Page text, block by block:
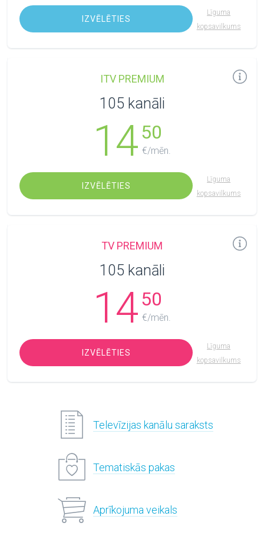
IZVĒLĒTIES
Līguma
kopsavilkums
ITV PREMIUM
105 kanāli
1450
€/mēn.
IZVĒLĒTIES
Līguma
kopsavilkums
TV PREMIUM
105 kanāli
1450
€/mēn.
IZVĒLĒTIES
Līguma
kopsavilkums
Televīzijas kanālu saraksts
Tematiskās pakas
Aprīkojuma veikals